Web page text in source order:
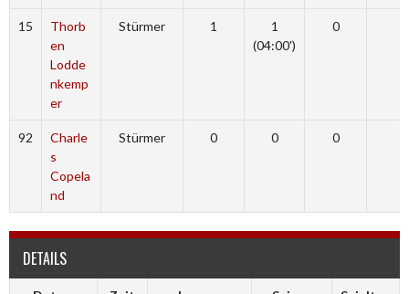
15
Thorb
en
Lodde
nkemp
er
Stürmer 1
1
(04:00')
0
92
Charle
s
Copela
nd
Stürmer 0 0 0
DETAILS